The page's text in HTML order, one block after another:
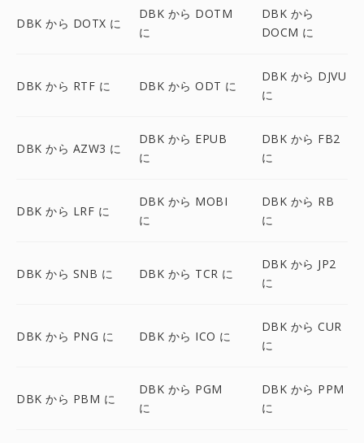
DBK から DOTX に
DBK から DOTM
に
DBK から
DOCM に
DBK から RTF に DBK から ODT に
DBK から DJVU
に
DBK から AZW3 に
DBK から EPUB
に
DBK から FB2
に
DBK から LRF に
DBK から MOBI
に
DBK から RB
に
DBK から SNB に DBK から TCR に
DBK から JP2
に
DBK から PNG に DBK から ICO に
DBK から CUR
に
DBK から PBM に
DBK から PGM
に
DBK から PPM
に